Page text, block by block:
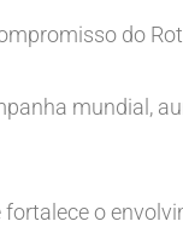
do
mundial,
fortalece o